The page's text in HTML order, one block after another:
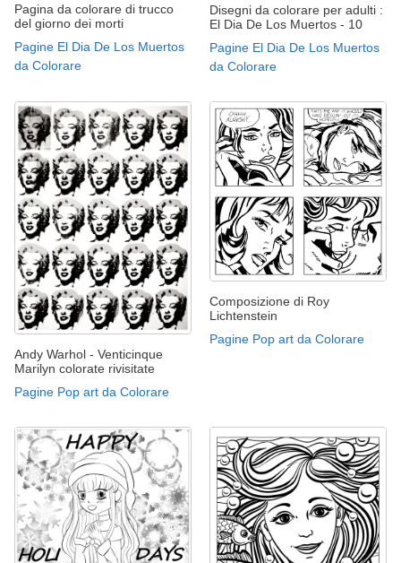
Pagina da colorare di trucco
del giorno dei morti
Pagine El Dia De Los Muertos
da Colorare
Disegni da colorare per adulti :
El Dia De Los Muertos - 10
Pagine El Dia De Los Muertos
da Colorare
Andy Warhol - Venticinque
Marilyn colorate rivisitate
Pagine Pop art da Colorare
Composizione di Roy
Lichtenstein
Pagine Pop art da Colorare